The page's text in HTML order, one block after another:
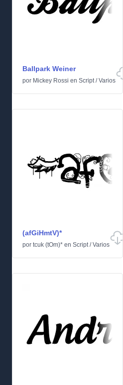
Ballpark Weiner
por Mickey Rossi en Script/Varios
(afGiHmtV)*
por tcuk (tOm)* en Script/Varios